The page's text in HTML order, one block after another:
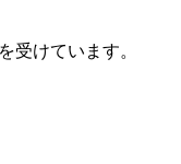
受けています。